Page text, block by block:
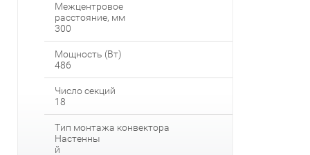
Межцентровое
расстояние, мм
300
Мощность (Вт)
486
Число секций
18
Тип монтажа конвектора
Настенны
й